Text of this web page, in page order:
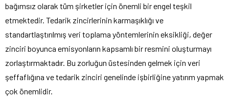
bağımsız olarak tüm şirketler için önemli bir engel teşkil
etmektedir. Tedarik zincirlerinin karmaşıklığı ve
standartlaştırılmış veri toplama yöntemlerinin eksikliği, değer
zinciri boyunca emisyonların kapsamlı bir resmini oluşturmayı
zorlaştırmaktadır. Bu zorluğun üstesinden gelmek için veri
şeffaflığına ve tedarik zinciri genelinde işbirliğine yatırım yapmak
çok önemlidir.